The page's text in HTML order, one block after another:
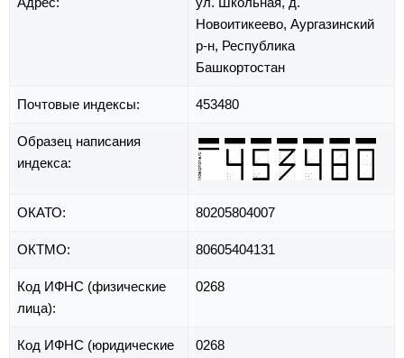
Новоитикеево, Аургазинский
р-н, Республика
Башкортостан
Почтовые индексы: 453480
Образец написания
индекса:
ОКАТО: 80205804007
ОКТМО: 80605404131
Код ИФНС (физические
лица):
0268
Код ИФНС (юридические
0268